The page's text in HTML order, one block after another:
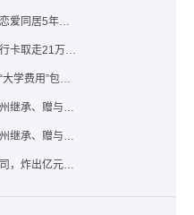
福州律师蔡思斌评析：二审改判！恋爱同居5年为女友买车，分手后能要回吗？
福州律师蔡思斌评析：配偶代管银行卡取走21万，离婚后这笔钱还要得回来吗？
福州律师蔡思斌评析：承担孩子的“大学费用”包括高额留学费用吗？
福州律师蔡思斌解答：变天了：福州继承、赠与房产转让要收20%个税？福州国税官方回复来了！
福州律师蔡思斌解答：变天了：福州继承、赠与房产转让要收20%个税？福州国税官方回答来了！
福州律师蔡思斌分享：一场离婚官司，炸出亿元“糊涂账”：本想分割家产，结果“自爆”了家底